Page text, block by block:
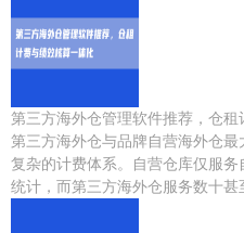
第三方海外仓管理软件推荐，仓
第三方海外仓与品牌自营海外仓
复杂的计费体系。自营仓库仅服
统计，而第三方海外仓服务数十甚